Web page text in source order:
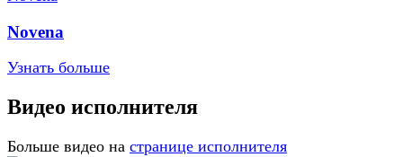
Novena
Узнать больше
Видео исполнителя
Больше видео на странице исполнителя